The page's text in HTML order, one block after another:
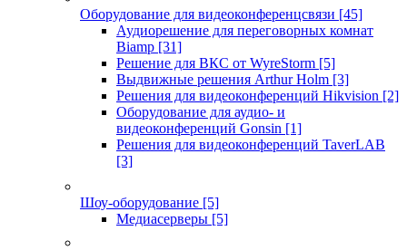
Оборудование для видеоконференцсвязи [45]
Аудиорешение для переговорных комнат
Biamp [31]
Решение для ВКС от WyreStorm [5]
Выдвижные решения Arthur Holm [3]
Решения для видеоконференций Hikvision [2]
Оборудование для аудио- и
видеоконференций Gonsin [1]
Решения для видеоконференций TaverLAB
[3]
Шоу-оборудование [5]
Медиасерверы [5]